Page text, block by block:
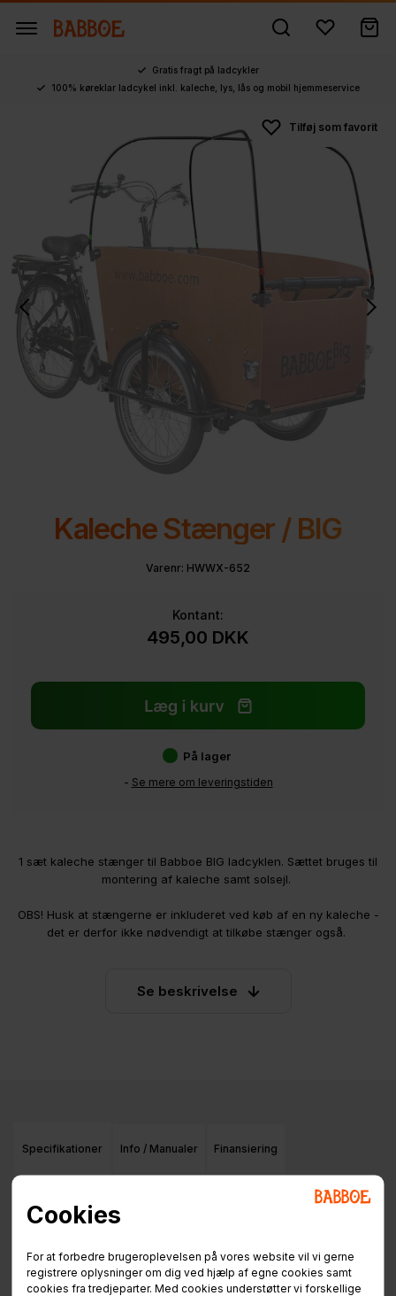
Cookies
For at forbedre brugeroplevelsen på vores website vil vi gerne
registrere oplysninger om dig ved hjælp af egne cookies samt
cookies fra tredjeparter. Med cookies understøtter vi forskellige
Gratis fragt på ladcykler
100% køreklar ladcykel inkl. kaleche, lys, lås og mobil hjemmeservice
Kaleche Stænger / BIG
Varenr: HWWX-652
Kontant:
495,00 DKK
På lager
- Se mere om leveringstiden
1 sæt kaleche stænger til Babboe BIG ladcyklen. Sættet bruges til
montering af kaleche samt solsejl.
OBS! Husk at stængerne er inkluderet ved køb af en ny kaleche -
det er derfor ikke nødvendigt at tilkøbe stænger også.
Se beskrivelse
Specifikationer Info / Manualer Finansiering